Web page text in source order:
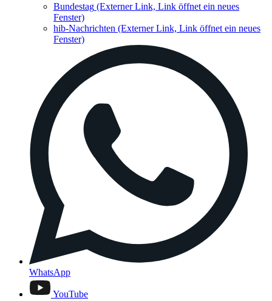
Bundestag (Externer Link, Link öffnet ein neues
Fenster)
hib-Nachrichten (Externer Link, Link öffnet ein neues
Fenster)
WhatsApp
YouTube